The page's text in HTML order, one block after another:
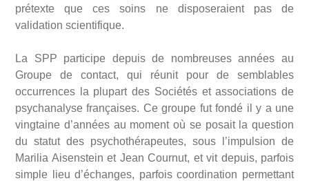
prétexte que ces soins ne disposeraient pas de
validation scientifique.
La SPP participe depuis de nombreuses années au
Groupe de contact, qui réunit pour de semblables
occurrences la plupart des Sociétés et associations de
psychanalyse françaises. Ce groupe fut fondé il y a une
vingtaine d’années au moment où se posait la question
du statut des psychothérapeutes, sous l’impulsion de
Marilia Aisenstein et Jean Cournut, et vit depuis, parfois
simple lieu d’échanges, parfois coordination permettant